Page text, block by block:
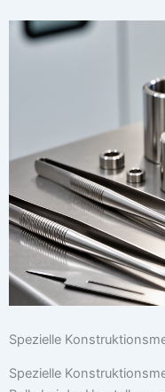
Spezielle
Spezielle